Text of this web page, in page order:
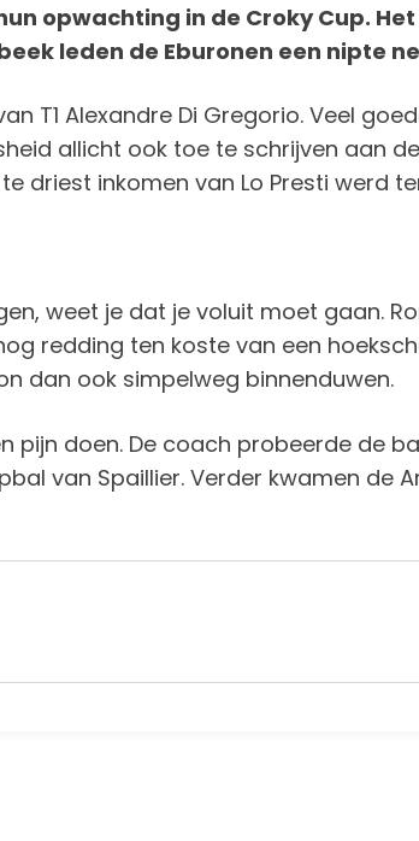
opwachting in de Croky Cup.
leden de Eburonen een nipte
T1 Alexandre Di Gregorio. Veel
allicht ook toe te schrijven aan
driest inkomen van Lo Presti werd
weet je dat je voluit moet gaan.
redding ten koste van een
dan ook simpelweg binnenduwen.
pijn doen. De coach probeerde de
van Spaillier. Verder kwamen de